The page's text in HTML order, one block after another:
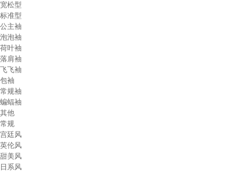
宽松型
标准型
公主袖
泡泡袖
荷叶袖
落肩袖
飞飞袖
包袖
常规袖
蝙蝠袖
其他
常规
宫廷风
英伦风
甜美风
日系风